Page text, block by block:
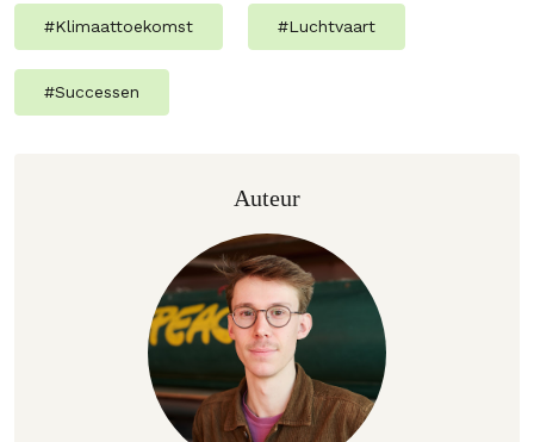
#Klimaattoekomst #Luchtvaart
#Successen
Auteur